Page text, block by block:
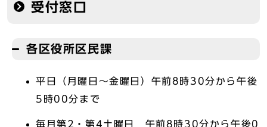
受付窓口
各区役所区民課
平日（月曜日～金曜日）午前8時30分から午後
5時00分まで
毎月第2・第4土曜日 午前8時30分から午後0